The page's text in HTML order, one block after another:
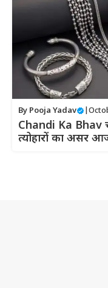
By Pooja Yadav
Chandi Ka Bhav
त्योहारों का असर